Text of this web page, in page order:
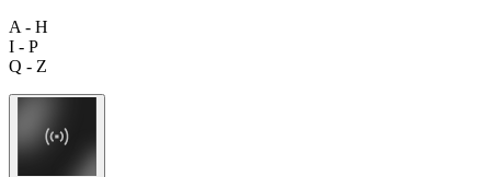
A - H
I - P
Q - Z